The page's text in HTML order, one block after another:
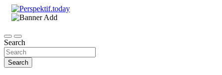
Search
Search